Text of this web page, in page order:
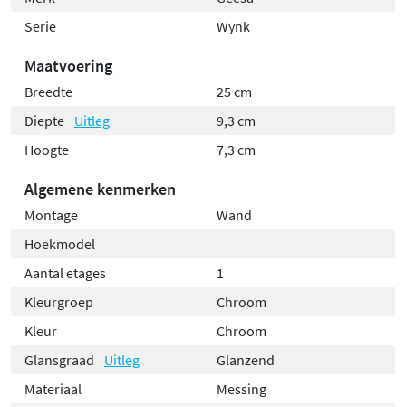
Serie
Wynk
Maatvoering
Breedte
25 cm
Diepte Uitleg
9,3 cm
Hoogte
7,3 cm
Algemene kenmerken
Montage
Wand
Hoekmodel
Aantal etages
1
Kleurgroep
Chroom
Kleur
Chroom
Glansgraad
Uitleg
Glanzend
Materiaal
Messing